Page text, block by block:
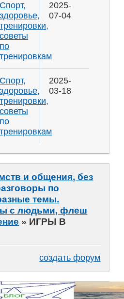
Спорт,
здоровье,
тренировки,
советы
по
тренировкам
2025-
07-04
Спорт,
здоровье,
тренировки,
советы
по
тренировкам
2025-
03-18
и общения, без
по
темы.
с людьми, флеш
» ИГРЫ В
создать форум